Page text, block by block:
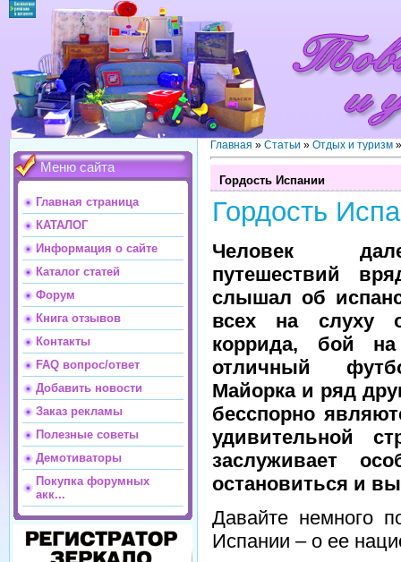
Меню сайта
Главная страница
КАТАЛОГ
Информация о сайте
Каталог статей
Форум
Книга отзывов
Контакты
FAQ вопрос/ответ
Добавить новости
Заказ рекламы
Полезные советы
Демотиваторы
Покупка форумных
акк...
Главная » Статьи » Отдых и туризм
Гордость Испании
Гордость
Человек
путешествий
слышал об
всех на слуху
коррида, бой на
отличный
Майорка и ряд
бесспорно
удивительной
заслуживает
остановиться и
Давайте немного
Испании – о ее